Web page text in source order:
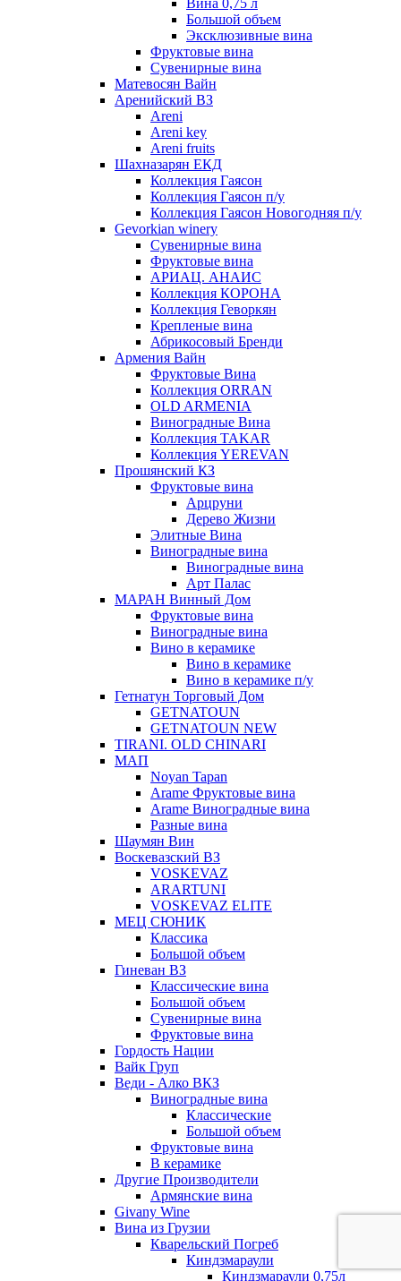
Вина 0,75 л
Большой объем
Эксклюзивные вина
Фруктовые вина
Cувенирные вина
Матевосян Вайн
Аренийский ВЗ
Areni
Areni key
Areni fruits
Шахназарян ЕКД
Коллекция Гаясон
Коллекция Гаясон п/у
Коллекция Гаясон Новогодняя п/у
Gevorkian winery
Сувенирные вина
Фруктовые вина
АРИАЦ. АНАИС
Коллекция КОРОНА
Коллекция Геворкян
Крепленые вина
Абрикосовый Бренди
Армения Вайн
Фруктовые Вина
Коллекция ORRAN
OLD ARMENIA
Виноградные Вина
Коллекция TAKAR
Коллекция YEREVAN
Прошянский КЗ
Фруктовые вина
Арцруни
Дерево Жизни
Элитные Вина
Виноградные вина
Виноградные вина
Арт Палас
МАРАН Винный Дом
Фруктовые вина
Виноградные вина
Вино в керамике
Вино в керамике
Вино в керамике п/у
Гетнатун Торговый Дом
GETNATOUN
GETNATOUN NEW
TIRANI. OLD CHINARI
МАП
Noyan Tapan
Arame Фруктовые вина
Arame Виноградные вина
Разные вина
Шаумян Вин
Воскевазский ВЗ
VOSKEVAZ
ARARTUNI
VOSKEVAZ ELITE
МЕЦ СЮНИК
Классика
Большой объем
Гиневан ВЗ
Классические вина
Большой объем
Сувенирные вина
Фруктовые вина
Гордость Нации
Вайк Груп
Веди - Алко ВКЗ
Виноградные вина
Классические
Большой объем
Фруктовые вина
В керамике
Другие Производители
Армянские вина
Givany Wine
Вина из Грузии
Кварельский Погреб
Киндзмараули
Киндзмараули 0,75л